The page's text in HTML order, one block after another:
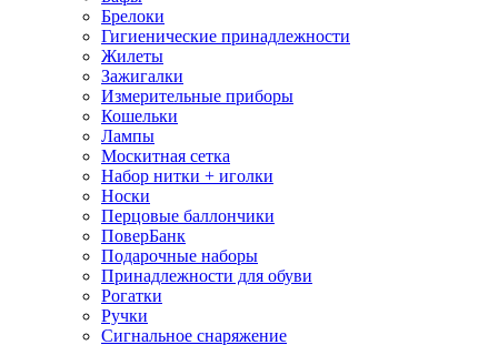
Брелоки
Гигиенические принадлежности
Жилеты
Зажигалки
Измерительные приборы
Кошельки
Лампы
Москитная сетка
Набор нитки + иголки
Носки
Перцовые баллончики
ПоверБанк
Подарочные наборы
Принадлежности для обуви
Рогатки
Ручки
Сигнальное снаряжение